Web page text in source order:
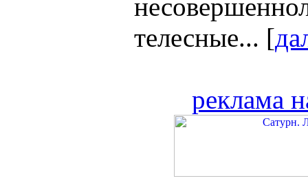
телесные... [
реклама